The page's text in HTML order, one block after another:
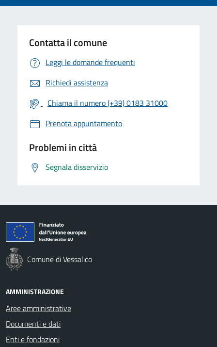
Contatta il comune
Leggi le domande frequenti
Richiedi assistenza
Chiama il numero (+39) 0183 31000
Prenota appuntamento
Problemi in città
Segnala disservizio
Comune di Vessalico
AMMINISTRAZIONE
Aree amministrative
Documenti e dati
Enti e fondazioni